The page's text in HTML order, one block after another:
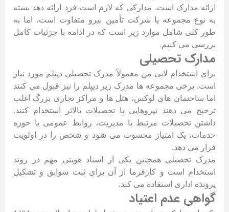
ارائه مدارک است. مدارکی که لازم است فرد ارائه دهد بسته
به نوع مجموعه یا شرکت تأمین نیرو متفاوت است، اما به
طور کلی شامل موارد زیر است که در ادامه با جزئیات کامل
بررسی می کنیم.
مدارک تحصیلی
برای استخدام لابی من معمولاً مدرک تحصیلی دیپلم مورد نیاز
است. برخی مجموعه ها مدرک زیر دیپلم را نیز قبول می کنند
اما ساختمان های لوکس، هتل ها و مراکز تجاری بزرگ اغلب
ترجیح می دهند نیروهایی با تحصیلات بالاتر استخدام کنند.
داشتن تحصیلات مرتبط با مدیریت، روابط عمومی یا حوزه
خدمات، یک امتیاز محسوب می شود و شخص را در اولویت
قرار می دهد.
مدرک تحصیلی همچنین یکی از اسناد هویتی مهم در روند
استخدام است و کارفرما از آن برای ثبت سوابق و تشکیل
پرونده اداری استفاده می کند.
گواهی عدم اعتیاد